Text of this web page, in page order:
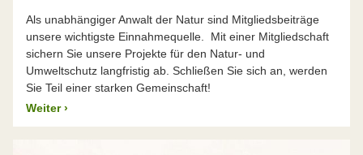
Als unabhängiger Anwalt der Natur sind Mitgliedsbeiträge
unsere wichtigste Einnahmequelle. Mit einer Mitgliedschaft
sichern Sie unsere Projekte für den Natur- und
Umweltschutz langfristig ab. Schließen Sie sich an, werden
Sie Teil einer starken Gemeinschaft!
Weiter ›